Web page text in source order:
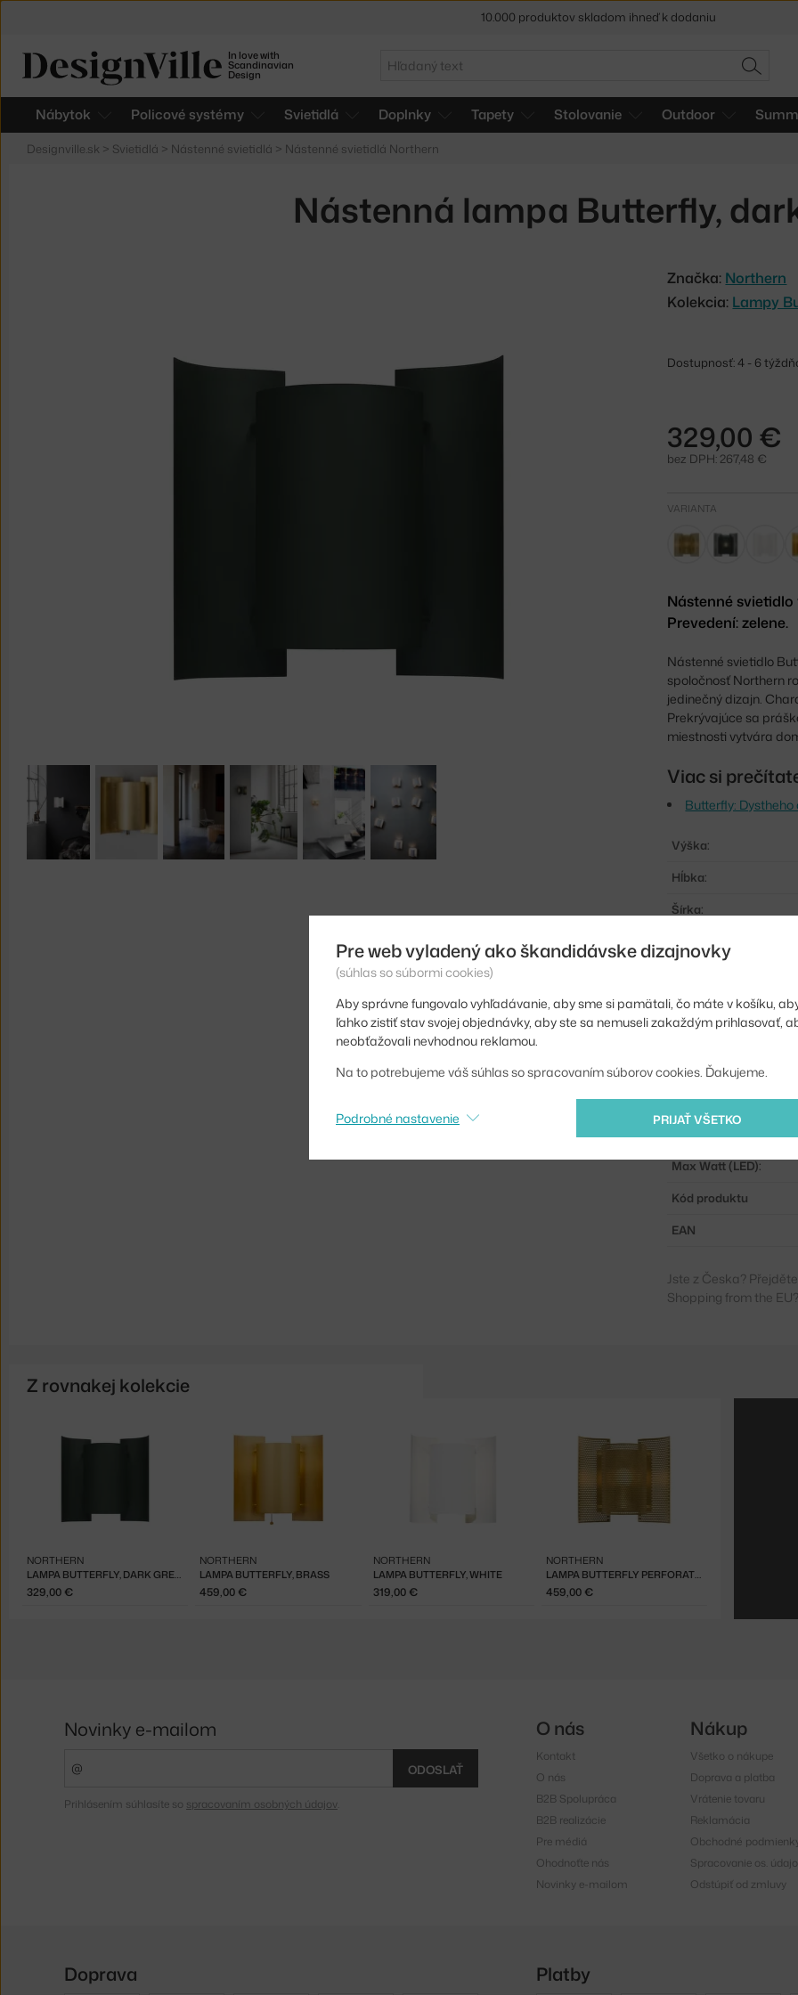
In love with
Scandinavian
Design
Hľadať
HĽADAŤ
Nábytok Policové systémy Svietidlá Doplnky Tapety Stolovanie Outdoor
Designville.sk > Svietidlá > Nástenné svietidlá > Nástenné svietidlá Northern
Nástenná lampa Butterfly,
Značka: Northern
Kolekcia: Lampy
Dostupnosť: 4 - 6
329,00 €
bez DPH: 267,48 €
VARIANTA
Nástenné
Prevedení: zelene.
Nástenné svietidlo
spoločnosť Northern
jedinečný dizajn.
Prekrývajúce sa
miestnosti vytvára
Viac si
Butterfly:
Výška:
Hĺbka:
Šírka:
Farba:
Dĺžka kábla:
Pätica / zdroj:
Distribúcia svetla:
Zdroj súčasťou:
Max Watt (LED):
Kód produktu
EAN
Jste z Česka?
Shopping from the
Z rovnakej kolekcie
LAMPA BUTTERFLY, DARK GREEN
NORTHERN
329,00 €
LAMPA BUTTERFLY, BRASS
NORTHERN
459,00 €
LAMPA BUTTERFLY, WHITE
NORTHERN
319,00 €
LAMPA BUTTERFLY PERFORATED, BRASS
NORTHERN
459,00 €
5 % zľava pre odberateľovnewslettera
Pre web vyladený ako škandidávske dizajnovky
(súhlas so súbormi cookies)
Aby správne fungovalo vyhľadávanie, aby sme si pamätali, čo máte v košíku,
ľahko zistiť stav svojej objednávky, aby ste sa nemuseli zakaždým prihlasovať,
neobťažovali nevhodnou reklamou.
Na to potrebujeme váš súhlas so spracovaním súborov cookies. Ďakujeme.
PRIJAŤ VŠETKO
Podrobné nastavenie
Novinky e-mailom
ODOSLAŤ
Prihlásením súhlasíte so spracovaním osobných údajov
O nás
Kontakt
O nás
B2B Spolupráca
B2B realizácie
Pre médiá
Ohodnoťte nás
Novinky e-mailom
Nákup
Všetko o nákupe
Doprava a platba
Vrátenie tovaru
Reklamácia
Obchodné
Spracovanie os.
Odstúpiť od zmluvy
Doprava Platby